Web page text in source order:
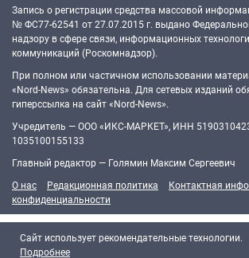
Запись о регистрации средства массовой
№ ФС77-62541 от 27.07.2015 г. выдано
надзору в сфере связи, информационных
коммуникаций (Роскомнадзор).
При полном или частичном использовании
«Nord-News» обязательна. Для сетевых изданий
гиперссылка на сайт «Nord-News».
Учредитель — ООО «ИКС-МАРКЕТ», ИНН
1035100155133
Главный редактор — Голямин Максим Сергеевич
О нас
Редакционная политика Контактная
конфиденциальности
Cайт использует рекомендательные технологии.
Подробнее